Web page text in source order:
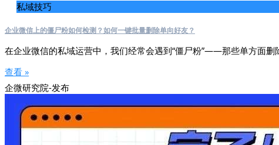
私域技巧
企业微信上的僵尸粉如何检测？如何一键批量删除单向好友？
在企业微信的私域运营中，我们经常会遇到“僵尸粉”——那些单方面删
查看 »
企微研究院-发布